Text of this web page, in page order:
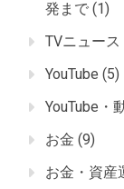
発まで (1)
TVニュース
YouTube (5)
YouTube・
お金 (9)
お金・資産